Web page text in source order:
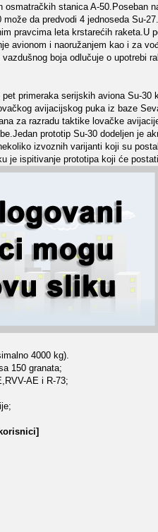
stanica A-50.Poseban
može da predvodi 4 jednoseda Su-
pravcima leta krstarećih raketa.U
avionom i naoružanjem kao i za
boja odlučuje o upotrebi
primeraka serijskih aviona Su-
avijacijskog puka iz baze
za razradu taktike lovačke
prototip Su-30 dodeljen je
izvoznih varijanti koji su
je ispitivanje prototipa koji će
4000 kg).
150 granata;
AE i R-73;